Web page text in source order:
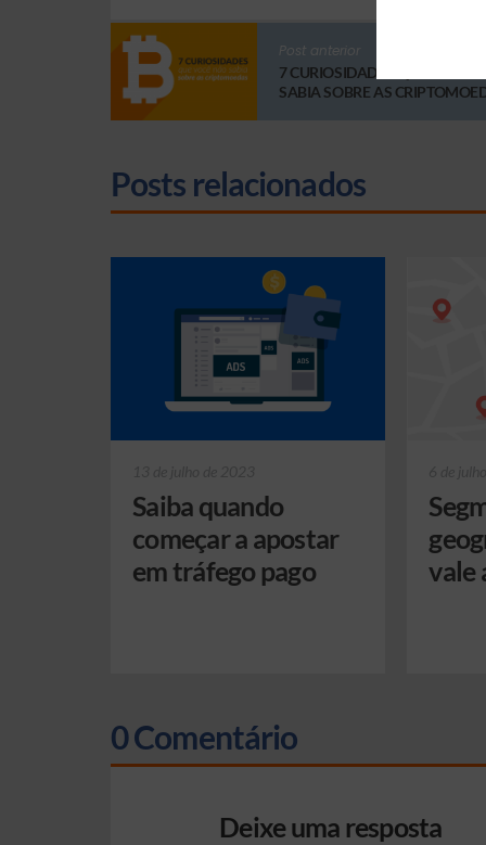
Post anterior
7 CURIOSIDADES QUE VOCÊ
SABIA SOBRE AS
Posts relacionados
Saiba quando
começar a apostar
em tráfego pago
vale
0 Comentário
Deixe uma resposta